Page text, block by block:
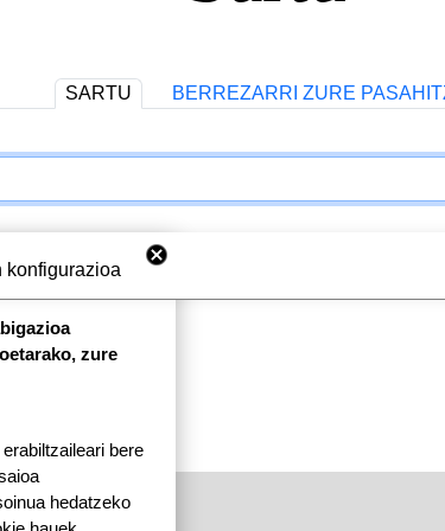
SARTU BERREZARRI ZURE
konfigurazioa
zure
bere
hedatzeko